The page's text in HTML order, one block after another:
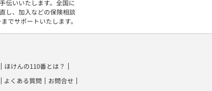
伝いいたします。全国に
し、加入などの保険相談
でサポートいたします。
ほけんの110番とは？
よくある質問
お問合せ